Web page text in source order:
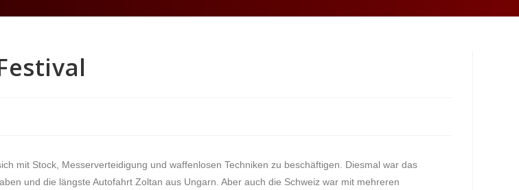
mit Stock, Messerverteidigung und waffenlosen Techniken zu beschäftigen. Diesmal war das
und die längste Autofahrt Zoltan aus Ungarn. Aber auch die Schweiz war mit mehreren